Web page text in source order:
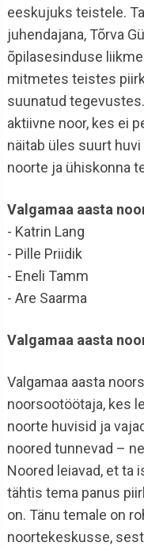
eeskujuks teistele.
juhendajana, Tõrva
õpilasesinduse
mitmetes teistes
suunatud
aktiivne noor, kes ei
näitab üles suurt
noorte ja ühiskonna
Valgamaa aasta
- Katrin Lang
- Pille Priidik
- Eneli Tamm
- Are Saarma
Valgamaa aasta
Valgamaa aasta
noorsootöötaja, kes
noorte huvisid ja
noored tunnevad –
Noored leiavad, et ta
tähtis tema panus
on. Tänu temale on
noortekeskusse,